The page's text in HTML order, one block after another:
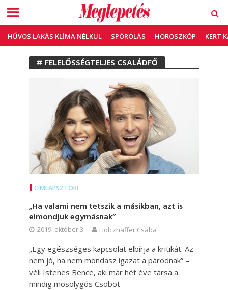
HŰVÖS LAKÁS KLÍMA NÉLKÜL SPÓROLÁS HOROSZKÓP KERT
# FELELŐSSÉGTELJES CSALÁDFŐ
CÍMLAPSZTORI
„Ha valami nem tetszik a másikban, azt is
elmondjuk egymásnak”
2019. október 3. Holczhaffer Csaba
„Egy egészséges kapcsolat elbírja a kritikát. Az
nem jó, ha nem mondasz igazat a párodnak” –
véli Istenes Bence, aki már hét éve társa a
mindig mosolygós Csobot